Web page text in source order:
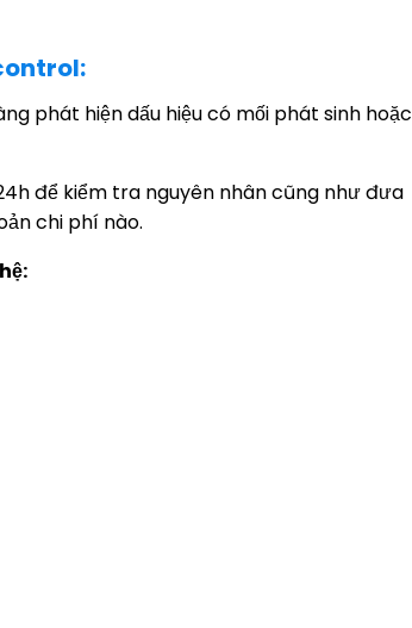
phát hiện dấu hiệu có mối phát sinh hoặc
để kiểm tra nguyên nhân cũng như đưa
chi phí nào.